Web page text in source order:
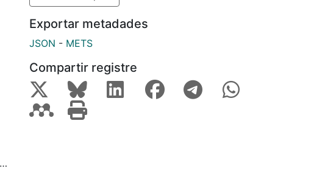
Exportar metadades
JSON - METS
Compartir registre